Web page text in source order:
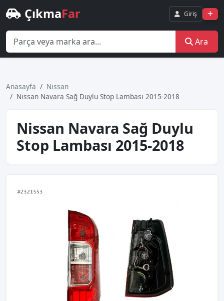
ÇıkmaFar Giriş
Ara
Anasayfa
Nissan
Nissan Navara Sağ Duylu Stop Lambası 2015-2018
Nissan Navara Sağ Duylu
Stop Lambası 2015-2018